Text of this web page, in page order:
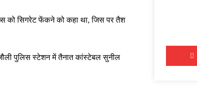
को सिगरेट फेंकने को कहा था, जिस पर तैश
पुलिस स्टेशन में तैनात कांस्टेबल सुनील